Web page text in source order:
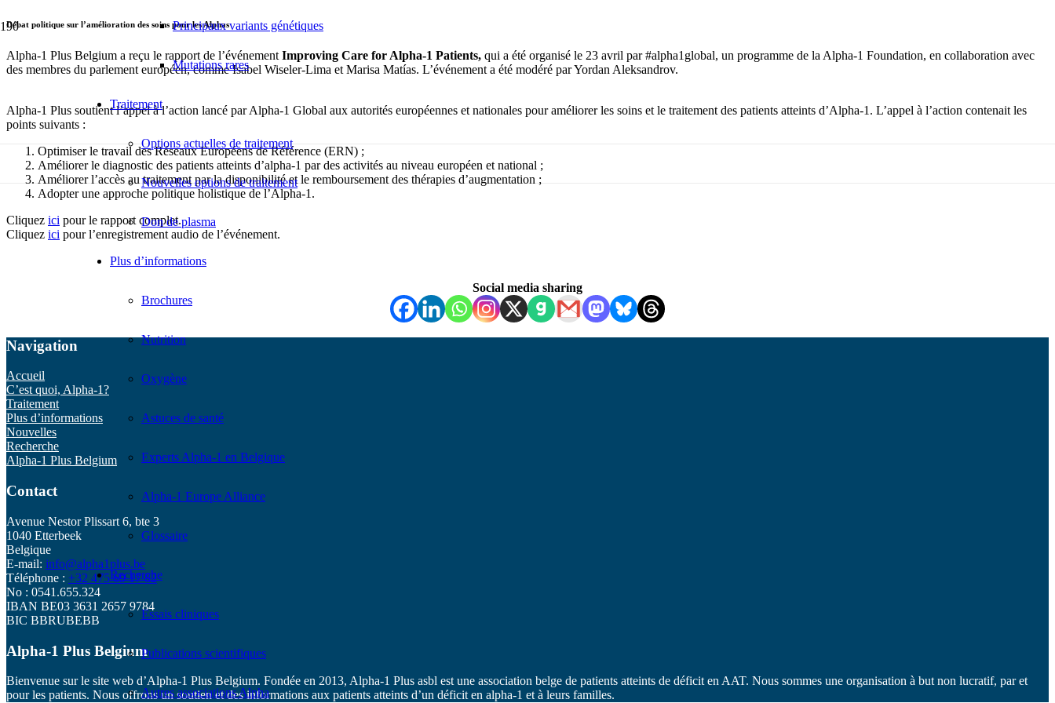
Principaux variants génétiques
Mutations rares
Traitement
Options actuelles de traitement
Nouvelles options de traitement
Don de plasma
Plus d’informations
Brochures
Nutrition
Oxygène
Astuces de santé
Experts Alpha-1 en Belgique
Alpha-1 Europe Alliance
Glossaire
Recherche
Essais cliniques
Publications scientifiques
Autres associations Alpha
Débat politique sur l’amélioration des soins pour les Alphas
Alpha-1 Plus Belgium a reçu le rapport de l’événement Improving Care for Alpha-1 Patients, qui a été organisé le 23 avril par #alpha1global, un programme de la Alpha-1 Foundation, en collaboration avec
des membres du parlement européen, comme Isabel Wiseler-Lima et Marisa Matías. L’événement a été modéré par Yordan Aleksandrov.
Alpha-1 Plus soutient l’appel à l’action lancé par Alpha-1 Global aux autorités européennes et nationales pour améliorer les soins et le traitement des patients atteints d’Alpha-1. L’appel à l’action contenait les
points suivants :
Optimiser le travail des Réseaux Européens de Référence (ERN) ;
Améliorer le diagnostic des patients atteints d’alpha-1 par des activités au niveau européen et national ;
Améliorer l’accès au traitement par la disponibilité et le remboursement des thérapies d’augmentation ;
Adopter une approche politique holistique de l’Alpha-1.
Cliquez ici pour le rapport complet.
Cliquez ici pour l’enregistrement audio de l’événement.
Social media sharing
Navigation
Accueil
C’est quoi, Alpha-1?
Traitement
Plus d’informations
Nouvelles
Recherche
Alpha-1 Plus Belgium
Contact
Avenue Nestor Plissart 6, bte 3
1040 Etterbeek
Belgique
E-mail: info@alpha1plus.be
Téléphone : +32 475 69 17 82
No : 0541.655.324
IBAN BE03 3631 2657 9784
BIC BBRUBEBB
Alpha-1 Plus Belgium
Bienvenue sur le site web d’Alpha-1 Plus Belgium. Fondée en 2013, Alpha-1 Plus asbl est une association belge de patients atteints de déficit en AAT. Nous sommes une organisation à but non lucratif, par et
pour les patients. Nous offrons un soutien et des informations aux patients atteints d’un déficit en alpha-1 et à leurs familles.